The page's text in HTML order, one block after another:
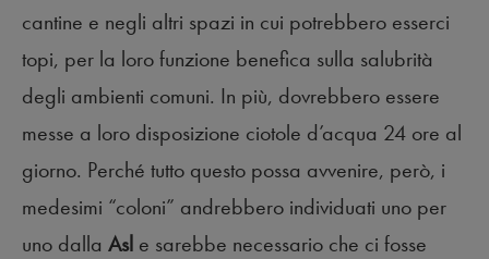
cantine e negli altri spazi in cui potrebbero esserci
topi, per la loro funzione benefica sulla salubrità
degli ambienti comuni. In più, dovrebbero essere
messe a loro disposizione ciotole d’acqua 24 ore al
giorno. Perché tutto questo possa avvenire, però, i
medesimi “coloni” andrebbero individuati uno per
uno dalla Asl e sarebbe necessario che ci fosse